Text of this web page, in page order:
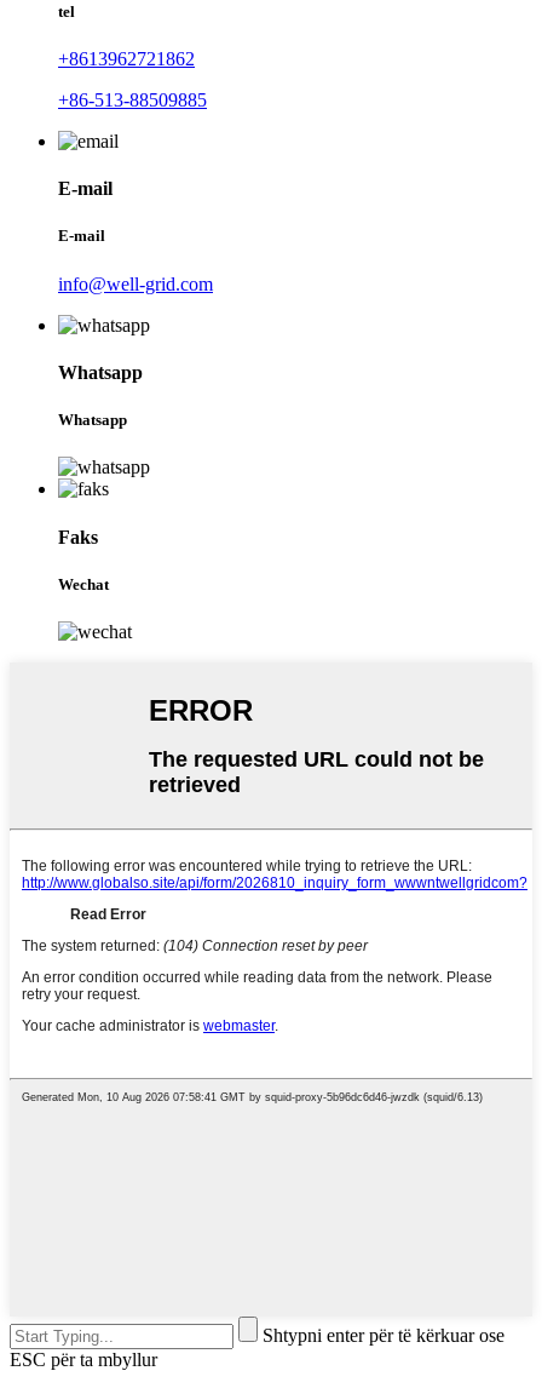
tel
+8613962721862
+86-513-88509885
E-mail
E-mail
info@well-grid.com
Whatsapp
Whatsapp
Faks
Wechat
Shtypni enter për të kërkuar ose
ESC për ta mbyllur